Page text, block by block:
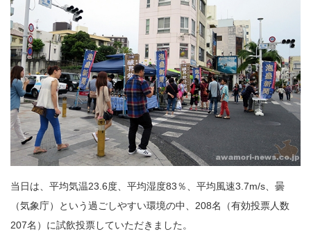
当日は、平均気温23.6度、平均湿度83％、平均風速3.7m/s、曇
（気象庁）という過ごしやすい環境の中、208名（有効投票人数
207名）に試飲投票していただきました。